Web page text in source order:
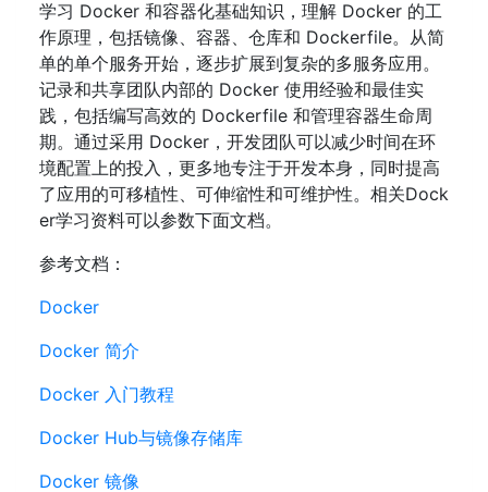
学习 Docker 和容器化基础知识，理解 Docker 的工
作原理，包括镜像、容器、仓库和 Dockerfile。从简
单的单个服务开始，逐步扩展到复杂的多服务应用。
记录和共享团队内部的 Docker 使用经验和最佳实
践，包括编写高效的 Dockerfile 和管理容器生命周
期。通过采用 Docker，开发团队可以减少时间在环
境配置上的投入，更多地专注于开发本身，同时提高
了应用的可移植性、可伸缩性和可维护性。相关Dock
er学习资料可以参数下面文档。
参考文档：
Docker
Docker 简介
Docker 入门教程
Docker Hub与镜像存储库
Docker 镜像